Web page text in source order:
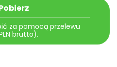
za pomocą przelewu
brutto).